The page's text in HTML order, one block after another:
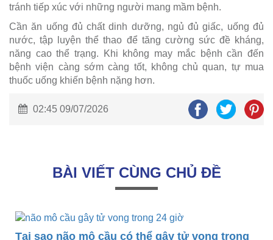
tránh tiếp xúc với những người mang mầm bệnh.
Cần ăn uống đủ chất dinh dưỡng, ngủ đủ giấc, uống đủ
nước, tập luyện thể thao để tăng cường sức đề kháng,
năng cao thể trạng. Khi không may mắc bệnh cần đến
bệnh viện càng sớm càng tốt, không chủ quan, tự mua
thuốc uống khiến bệnh nặng hơn.
02:45 09/07/2026
BÀI VIẾT CÙNG CHỦ ĐỀ
Tại sao não mô cầu có thể gây tử vong trong